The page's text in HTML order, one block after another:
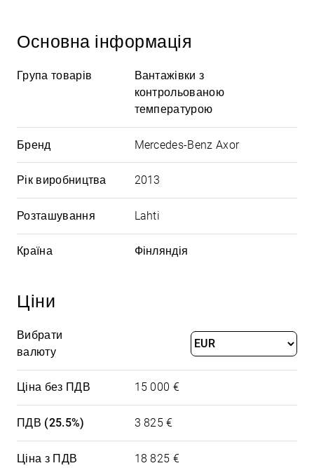
Основна інформація
Група товарів
Вантажівки з
контрольованою
температурою
Бренд Mercedes-Benz Axor
Рік виробництва 2013
Розташування Lahti
Країна Фінляндія
Ціни
Вибрати
валюту
Ціна без ПДВ 15 000 €
ПДВ (25.5%) 3 825 €
Ціна з ПДВ 18 825 €